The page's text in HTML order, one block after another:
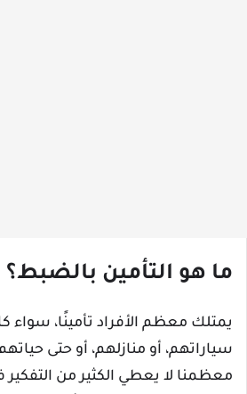
ما هو التأمين بالضبط؟
يمتلك معظم الأفراد تأمينًا، سواء
سياراتهم، أو منازلهم، أو حتى
معظمنا لا يعطي الكثير من التفكير